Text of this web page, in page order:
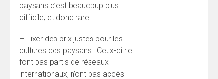
paysans c’est beaucoup plus
difficile, et donc rare.
– Fixer des prix justes pour les
cultures des paysans : Ceux-ci ne
font pas partis de réseaux
internationaux, n’ont pas accès